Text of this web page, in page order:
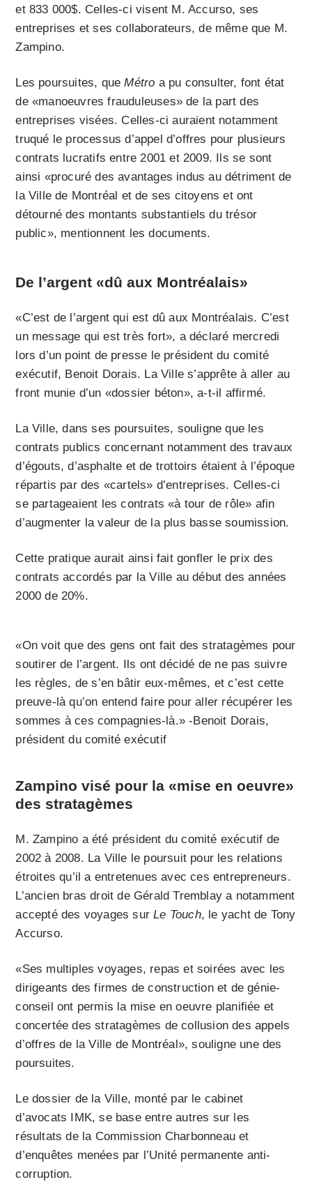
et 833 000$. Celles-ci visent M. Accurso, ses
entreprises et ses collaborateurs, de même que M.
Zampino.
Les poursuites, queMétro a pu consulter, font état
de «manoeuvres frauduleuses» de la part des
entreprises visées. Celles-ci auraient notamment
truqué le processus d’appel d’offres pour plusieurs
contrats lucratifs entre 2001 et 2009. Ils se sont
ainsi «procuré des avantages indus au détriment de
la Ville de Montréal et de ses citoyens et ont
détourné des montants substantiels du trésor
public», mentionnent les documents.
De l’argent «dû aux Montréalais»
«C’est de l’argent qui est dû aux Montréalais. C’est
un message qui est très fort», a déclaré mercredi
lors d’un point de presse le président du comité
exécutif, Benoit Dorais. La Ville s’apprête à aller au
front munie d’un «dossier béton», a-t-il affirmé.
La Ville, dans ses poursuites, souligne que les
contrats publics concernant notamment des travaux
d’égouts, d’asphalte et de trottoirs étaient à l’époque
répartis pardes «cartels» d’entreprises. Celles-ci
se partageaient les contrats «à tour de rôle» afin
d’augmenter la valeur de la plus basse soumission.
Cette pratique aurait ainsi fait gonfler le prix des
contrats accordés par la Ville au début des années
2000 de 20%.
«On voit que des gens ont fait des stratagèmes pour
soutirer de l’argent. Ils ont décidé de ne pas suivre
les règles, de s’en bâtir eux-mêmes, et c’est cette
preuve-là qu’on entend faire pour aller récupérer les
sommes à ces compagnies-là.» -Benoit Dorais,
président du comité exécutif
Zampino visé pour la «mise en oeuvre»
des stratagèmes
M. Zampino a été président du comité exécutif de
2002 à 2008. La Ville le poursuit pour les relations
étroites qu’il a entretenues avec ces entrepreneurs.
L’ancien bras droit de Gérald Tremblay a notamment
accepté des voyages surLe Touch, le yacht de Tony
Accurso.
«Ses multiples voyages, repas et soirées avec les
dirigeants des firmes de construction et de génie-
conseil ont permis la mise en oeuvre planifiée et
concertée des stratagèmes de collusion des appels
d’offres de la Ville de Montréal», souligne une des
poursuites.
Le dossier de la Ville, monté par le cabinet
d’avocats IMK, se base entre autres sur les
résultats de la Commission Charbonneau et
d’enquêtes menées par l’Unité permanente anti-
corruption.